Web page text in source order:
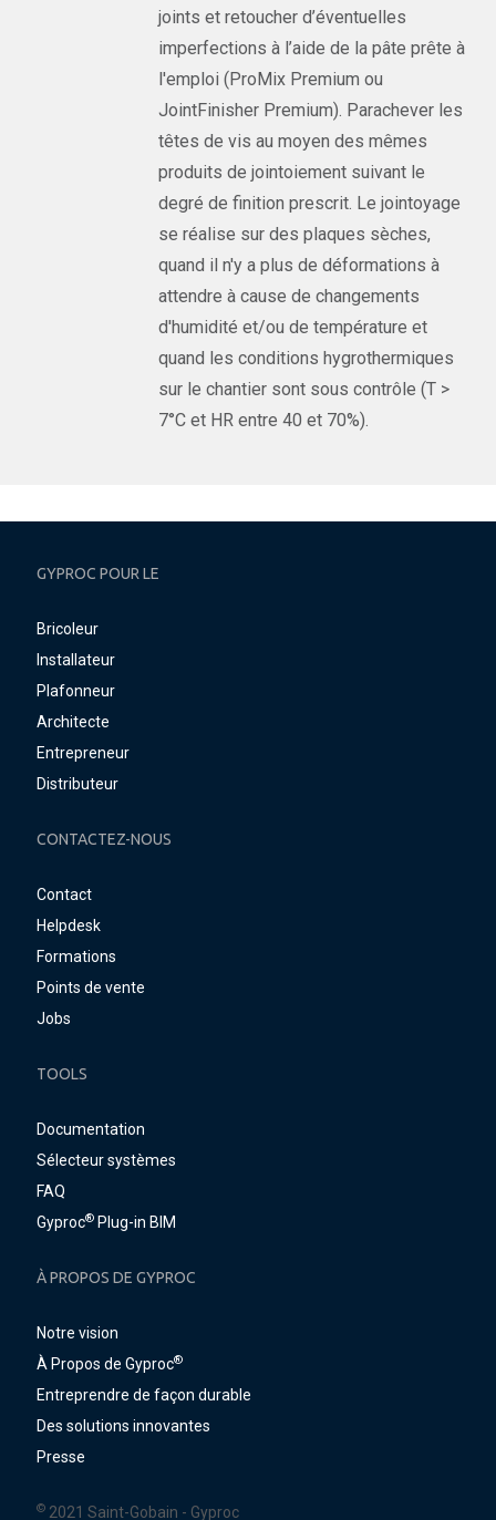
joints et retoucher d’éventuelles
imperfections à l’aide de la pâte prête à
l'emploi (ProMix Premium ou
JointFinisher Premium). Parachever les
têtes de vis au moyen des mêmes
produits de jointoiement suivant le
degré de finition prescrit. Le jointoyage
se réalise sur des plaques sèches,
quand il n'y a plus de déformations à
attendre à cause de changements
d'humidité et/ou de température et
quand les conditions hygrothermiques
sur le chantier sont sous contrôle (T >
7°C et HR entre 40 et 70%).
GYPROC POUR LE
Bricoleur
Installateur
Plafonneur
Architecte
Entrepreneur
Distributeur
CONTACTEZ-NOUS
Contact
Helpdesk
Formations
Points de vente
Jobs
TOOLS
Documentation
Sélecteur systèmes
FAQ
Gyproc® Plug-in BIM
À PROPOS DE GYPROC
Notre vision
À Propos de Gyproc®
Entreprendre de façon durable
Des solutions innovantes
Presse
© 2021 Saint-Gobain - Gyproc